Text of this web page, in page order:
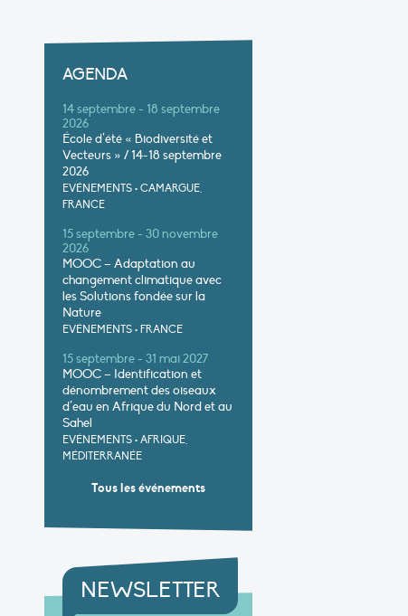
AGENDA
14 septembre - 18 septembre
2026
École d’été « Biodiversité et
Vecteurs » / 14-18 septembre
2026
EVÉNEMENTS • CAMARGUE,
FRANCE
15 septembre - 30 novembre
2026
MOOC – Adaptation au
changement climatique avec
les Solutions fondée sur la
Nature
EVÉNEMENTS • FRANCE
15 septembre - 31 mai 2027
MOOC – Identification et
dénombrement des oiseaux
d’eau en Afrique du Nord et au
Sahel
EVÉNEMENTS • AFRIQUE,
MÉDITERRANÉE
Tous les événements
NEWSLETTER